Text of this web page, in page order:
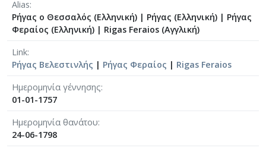
Alias
Ρήγας ο Θεσσαλός (Ελληνική) | Ρήγας (Ελληνική) | Ρήγας
Φεραίος (Ελληνική) | Rigas Feraios (Αγγλική)
Link
Ρήγας Βελεστινλής | Ρήγας Φεραίος | Rigas Feraios
Ημερομηνία γέννησης
01-01-1757
Ημερομηνία θανάτου
24-06-1798